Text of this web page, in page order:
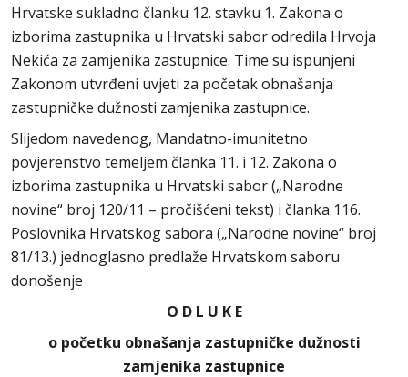
Hrvatske sukladno članku 12. stavku 1. Zakona o
izborima zastupnika u Hrvatski sabor odredila Hrvoja
Nekića za zamjenika zastupnice. Time su ispunjeni
Zakonom utvrđeni uvjeti za početak obnašanja
zastupničke dužnosti zamjenika zastupnice.
Slijedom navedenog, Mandatno-imunitetno
povjerenstvo temeljem članka 11. i 12. Zakona o
izborima zastupnika u Hrvatski sabor („Narodne
novine“ broj 120/11 – pročišćeni tekst) i članka 116.
Poslovnika Hrvatskog sabora („Narodne novine“ broj
81/13.) jednoglasno predlaže Hrvatskom saboru
donošenje
O D L U K E
o početku obnašanja zastupničke dužnosti
zamjenika zastupnice